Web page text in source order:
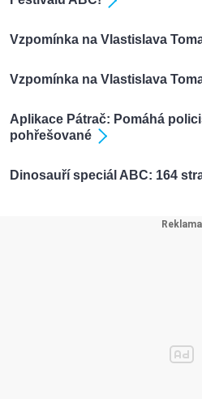
Vzpomínka na Vlastislava
Vzpomínka na Vlastislava
Aplikace Pátrač: Pomáhá
pohřešované
Dinosauří speciál ABC: 164